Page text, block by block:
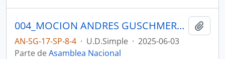
004_MOCION ANDRES GUSCHMER_03-06-25SESION DEL PLENO N 007 ASAMBLEA NACIONAL 2025-2027
AN-SG-17-SP-8-4 · U.D.Simple · 2025-06-03
Parte deAsamblea Nacional